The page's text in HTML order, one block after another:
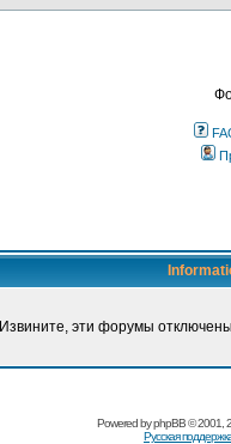
Извините, эти форумы
Powered byphpBB© 2001,
Русская